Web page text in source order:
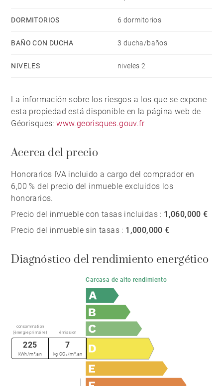
after, enjoying complete tranquillity with no visual or
noise disturbance.
Ideally located just 11 km from Bayonne, 14 km from
region's renowned beaches.
A rare opportunity to acquire an authentic character
remaining within easy reach of the Basque Coast.
DORMITORIOS 6 dormitorios
BAÑO CON DUCHA 3 ducha/baños
NIVELES niveles 2
La información sobre los riesgos a los que se expone
esta propiedad está disponible en la página web de
Géorisques:www.georisques.gouv.fr
Acerca del precio
Honorarios IVA incluido a cargo del comprador en
6,00 % del precio del inmueble excluidos los
honorarios.
Precio del inmueble con tasas incluidas : 1,060,000 €
Precio del inmueble sin tasas : 1,000,000 €
Diagnóstico del rendimiento energético
Carcasa de alto rendimiento
consommation
(énergie primaire)
émission
225
kWh/m².an
7
kg CO₂/m².an